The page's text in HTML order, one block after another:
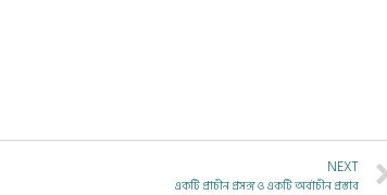
NEXT
একটি প্রাচীন প্রসঙ্গ ও একটি অর্বাচীন প্রস্তাব